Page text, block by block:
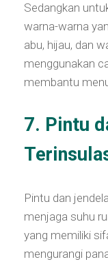
Sedangkan
warna-warna
abu, hijau, dan
menggunakan
membantu
7. Pintu
Pintu dan
menjaga suhu
yang memiliki
mengurangi